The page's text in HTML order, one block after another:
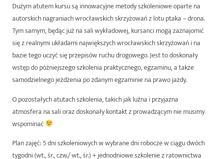
Dużym atutem kursu są innowacyjne metody szkoleniowe oparte na
autorskich nagraniach wrocławskich skrzyżowań z lotu ptaka – drona.
Tym samym, będąc już na sali wykładowej, kursanci mogą zaznajomić
się z realnymi układami największych wrocławskich skrzyżowań i na
bazie tego uczyć się przepisów ruchu drogowego. Jest to doskonały
wstęp do późniejszego szkolenia praktycznego, egzaminu, a także
samodzielnego jeżdżenia po zdanym egzaminie na prawo jazdy.
O pozostałych atutach szkolenia, takich jak luźna i przyjazna
atmosfera na sali oraz doskonały kontakt z prowadzącym nie musimy
wspominać
Plan zajęć: 5 dniszkoleniowychw wybrane dni roboczew ciągu dwóch
tygodni (wt., śr., czw./ wt., śr.) + jednodniowe szkolenie z ratownictwa